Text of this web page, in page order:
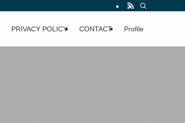
PRIVACY POLICY CONTACT Profile